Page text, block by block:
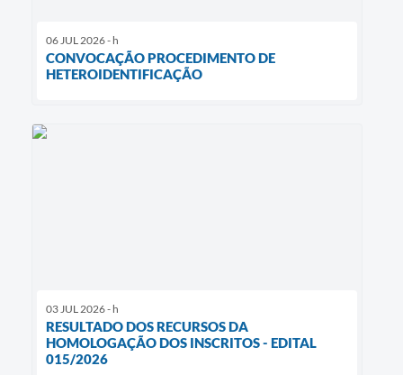
06 JUL 2026 - h
CONVOCAÇÃO PROCEDIMENTO DE
HETEROIDENTIFICAÇÃO
03 JUL 2026 - h
RESULTADO DOS RECURSOS DA
HOMOLOGAÇÃO DOS INSCRITOS - EDITAL
015/2026